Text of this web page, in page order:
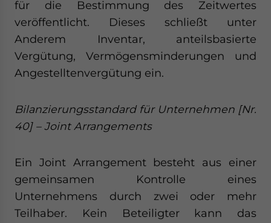
für die Bestimmung des Zeitwertes
veröffentlicht. Dieses schließt unter
Anderem Inventar, anteilsbasierte
Vergütung, Vermögensminderungen und
Angestelltenvergütung ein.
Bilanzierungsstandard für Unternehmen [Nr.
40] – Joint Arrangements
Ein Joint Arrangement besteht aus einer
gemeinsamen Kontrolle eines
Unternehmens durch zwei oder mehr
Teilhaber. Kein Beteiligter kann das